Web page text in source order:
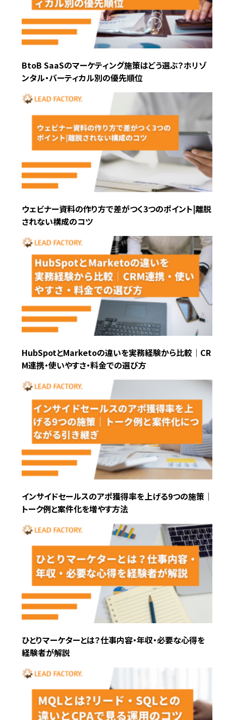
BtoB SaaSのマーケティング施策はどう選ぶ？ホリゾ
ンタル・バーティカル別の優先順位
ウェビナー資料の作り方で差がつく3つのポイント|離脱
されない構成のコツ
HubSpotとMarketoの違いを実務経験から比較｜CR
M連携・使いやすさ・料金での選び方
インサイドセールスのアポ獲得率を上げる9つの施策｜
トーク例と案件化を増やす方法
ひとりマーケターとは？仕事内容・年収・必要な心得を
経験者が解説